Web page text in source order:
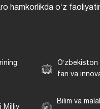
hamkorlikda oʻz
Oʻzbekiston
fan va
Milliy
Bilim va